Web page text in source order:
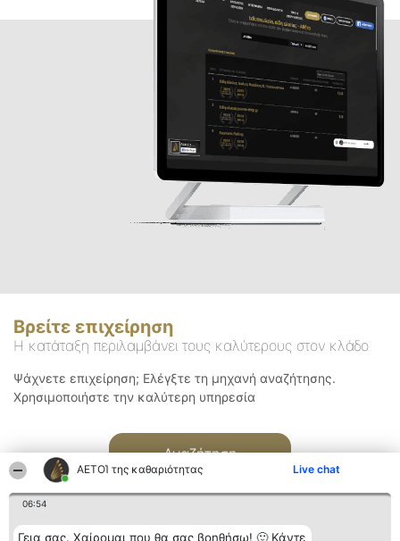
ΑΕΤΟΊ της καθαριότητας Live chat
06:54
Γεια σας. Χαίρομαι που θα σας βοηθήσω! 🙂 Κάντε
Βρείτε επιχείρηση
Η κατάταξη περιλαμβάνει τους καλύτερους στον κλάδο
Ψάχνετε επιχείρηση; Ελέγξτε τη μηχανή αναζήτησης.
Χρησιμοποιήστε την καλύτερη υπηρεσία
Αναζήτηση